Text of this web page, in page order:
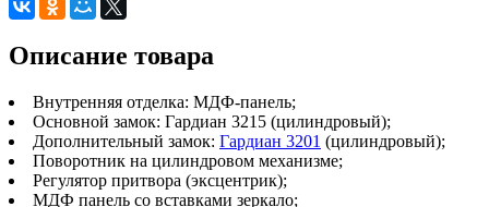
Описание товара
Внутренняя отделка: МДФ-панель;
Основной замок: Гардиан 3215 (цилиндровый);
Дополнительный замок: Гардиан 3201 (цилиндровый);
Поворотник на цилиндровом механизме;
Регулятор притвора (эксцентрик);
МДФ панель со вставками зеркало;